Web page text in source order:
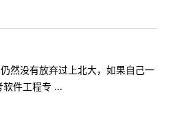
然没有放弃过上北大，如果自己一
软件工程专 ...